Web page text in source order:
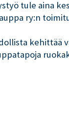
tule aina
ry:n
kehittää